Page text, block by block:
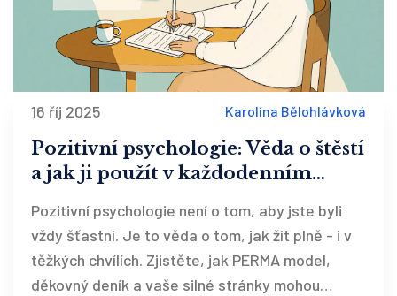
16 říj 2025 Karolína Bělohlávková
Pozitivní psychologie: Věda o štěstí
a jak ji použít v každodenním
Pozitivní psychologie není o tom, aby jste byli
vždy šťastní. Je to věda o tom, jak žít plně - i v
těžkých chvílích. Zjistěte, jak PERMA model,
děkovný deník a vaše silné stránky mohou